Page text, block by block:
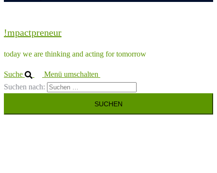
!mpactpreneur
today we are thinking and acting for tomorrow
Suche
Menü umschalten
Suchen nach: